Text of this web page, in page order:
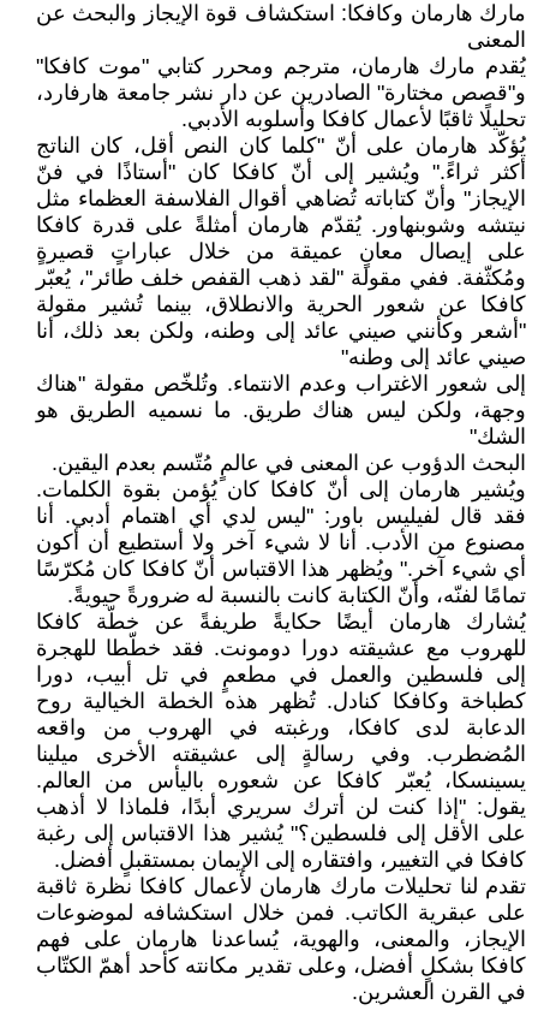
مارك هارمان وكافكا: استكشاف قوة الإيجاز والبحث عن
المعنى
يُقدم مارك هارمان، مترجم ومحرر كتابي "موت كافكا"
و"قصص مختارة" الصادرين عن دار نشر جامعة هارفارد،
تحليلًا ثاقبًا لأعمال كافكا وأسلوبه الأدبي.
يُؤكّد هارمان على أنّ "كلما كان النص أقل، كان الناتج
أكثر ثراءً." ويُشير إلى أنّ كافكا كان "أستاذًا في فنّ
الإيجاز" وأنّ كتاباته تُضاهي أقوال الفلاسفة العظماء مثل
نيتشه وشوبنهاور. يُقدّم هارمان أمثلةً على قدرة كافكا
على إيصال معانٍ عميقة من خلال عباراتٍ قصيرةٍ
ومُكثّفة. ففي مقولة "لقد ذهب القفص خلف طائر"، يُعبّر
كافكا عن شعور الحرية والانطلاق، بينما تُشير مقولة
"أشعر وكأنني صيني عائد إلى وطنه، ولكن بعد ذلك، أنا
صيني عائد إلى وطنه"
إلى شعور الاغتراب وعدم الانتماء. وتُلخّص مقولة "هناك
وجهة، ولكن ليس هناك طريق. ما نسميه الطريق هو
الشك"
البحث الدؤوب عن المعنى في عالمٍ مُتّسم بعدم اليقين.
ويُشير هارمان إلى أنّ كافكا كان يُؤمن بقوة الكلمات.
فقد قال لفيليس باور: "ليس لدي أي اهتمام أدبي. أنا
مصنوع من الأدب. أنا لا شيء آخر ولا أستطيع أن أكون
أي شيء آخر." ويُظهر هذا الاقتباس أنّ كافكا كان مُكرّسًا
تمامًا لفنّه، وأنّ الكتابة كانت بالنسبة له ضرورةً حيويةً.
يُشارك هارمان أيضًا حكايةً طريفةً عن خطّة كافكا
للهروب مع عشيقته دورا دومونت. فقد خطّطا للهجرة
إلى فلسطين والعمل في مطعمٍ في تل أبيب، دورا
كطباخة وكافكا كنادل. تُظهر هذه الخطة الخيالية روح
الدعابة لدى كافكا، ورغبته في الهروب من واقعه
المُضطرب. وفي رسالةٍ إلى عشيقته الأخرى ميلينا
يسينسكا، يُعبّر كافكا عن شعوره باليأس من العالم.
يقول: "إذا كنت لن أترك سريري أبدًا، فلماذا لا أذهب
على الأقل إلى فلسطين؟" يُشير هذا الاقتباس إلى رغبة
كافكا في التغيير، وافتقاره إلى الإيمان بمستقبلٍ أفضل.
تقدم لنا تحليلات مارك هارمان لأعمال كافكا نظرة ثاقبة
على عبقرية الكاتب. فمن خلال استكشافه لموضوعات
الإيجاز، والمعنى، والهوية، يُساعدنا هارمان على فهم
كافكا بشكلٍ أفضل، وعلى تقدير مكانته كأحد أهمّ الكتّاب
في القرن العشرين.